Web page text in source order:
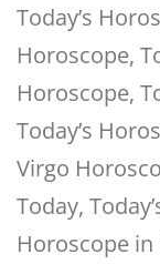
Today’s
Horoscope,
Horoscope,
Today’s
Virgo
Today,
Horoscope